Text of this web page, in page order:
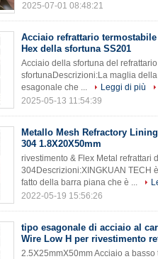
2025-07-01 08:48:21
Acciaio refrattario
Hex della sfortuna SS201
Acciaio della sfortuna del
sfortunaDescrizioni:La maglia
esagonale che ...
Leggi di più
2025-05-13 11:54:39
Metallo Mesh Refractory
304 1.8X20X50mm
rivestimento & Flex Metal refrattari
304Descrizioni:XINGKUAN TECH
fatto della barra piana che è ...
2022-05-19 15:56:26
tipo esagonale di acciaio al
Wire Low H per rivestimento
2.5X25mmX50mm Acciaio a